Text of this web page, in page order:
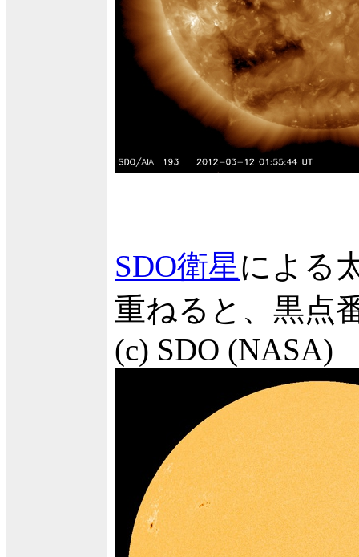
SDO衛星による
重ねると、黒点
(c) SDO (NASA)